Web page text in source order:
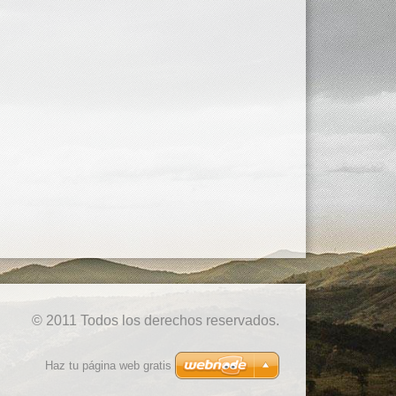
© 2011 Todos los derechos reservados.
Haz tu página web gratis